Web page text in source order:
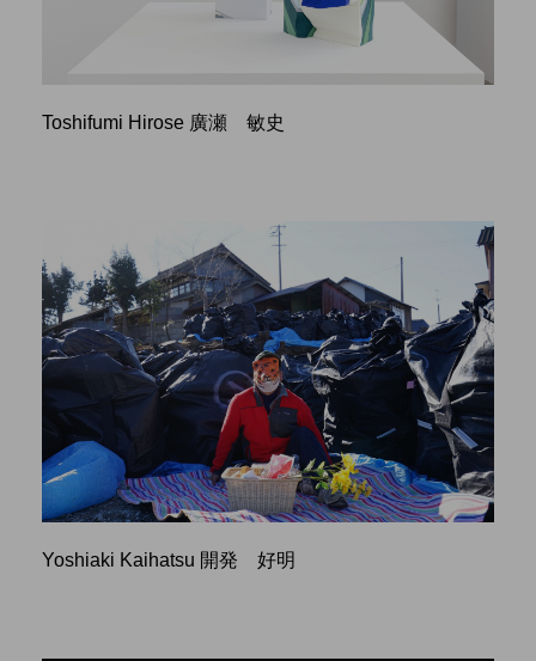
Toshifumi Hirose 廣瀬 敏史
Yoshiaki Kaihatsu 開発 好明